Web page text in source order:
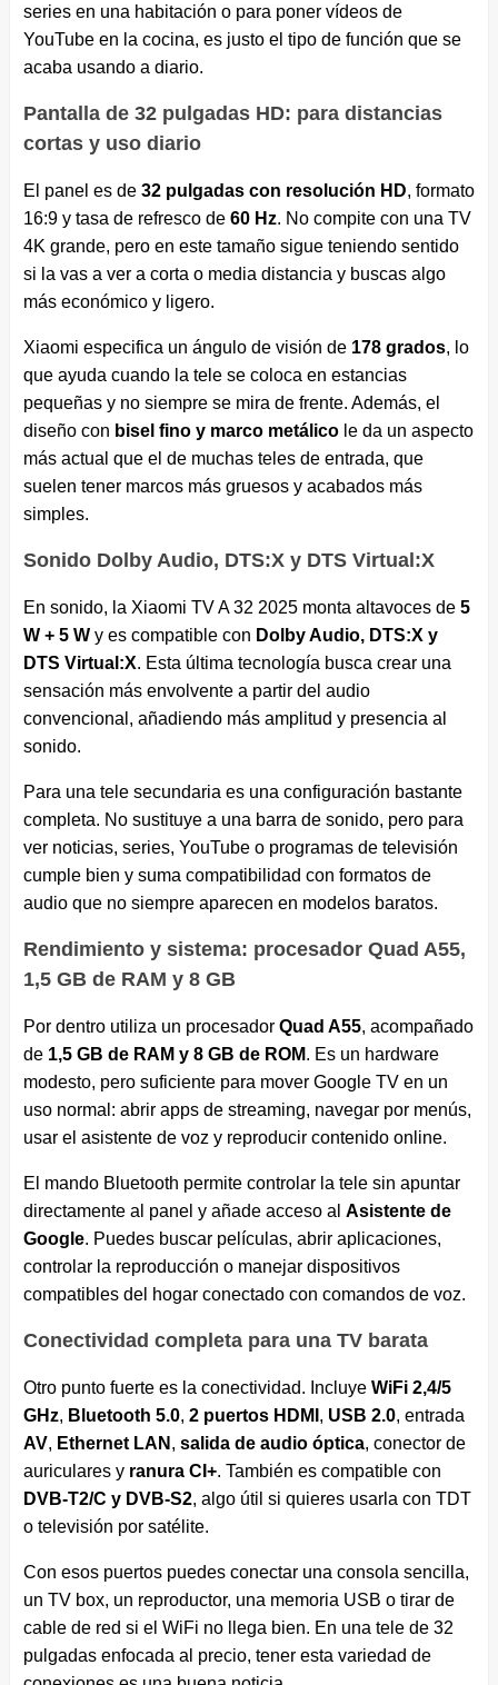
series en una habitación o para poner vídeos de
YouTube en la cocina, es justo el tipo de función que se
acaba usando a diario.
Pantalla de 32 pulgadas HD: para distancias
cortas y uso diario
El panel es de 32 pulgadas con resolución HD, formato
16:9 y tasa de refresco de 60 Hz. No compite con una TV
4K grande, pero en este tamaño sigue teniendo sentido
si la vas a ver a corta o media distancia y buscas algo
más económico y ligero.
Xiaomi especifica un ángulo de visión de 178 grados, lo
que ayuda cuando la tele se coloca en estancias
pequeñas y no siempre se mira de frente. Además, el
diseño con bisel fino y marco metálicole da un aspecto
más actual que el de muchas teles de entrada, que
suelen tener marcos más gruesos y acabados más
simples.
Sonido Dolby Audio, DTS:X y DTS Virtual:X
En sonido, la Xiaomi TV A 32 2025 monta altavoces de 5
W + 5 Wy es compatible con Dolby Audio, DTS:X y
DTS Virtual:X. Esta última tecnología busca crear una
sensación más envolvente a partir del audio
convencional, añadiendo más amplitud y presencia al
sonido.
Para una tele secundaria es una configuración bastante
completa. No sustituye a una barra de sonido, pero para
ver noticias, series, YouTube o programas de televisión
cumple bien y suma compatibilidad con formatos de
audio que no siempre aparecen en modelos baratos.
Rendimiento y sistema: procesador Quad A55,
1,5 GB de RAM y 8 GB
Por dentro utiliza un procesador Quad A55, acompañado
de 1,5 GB de RAM y 8 GB de ROM. Es un hardware
modesto, pero suficiente para mover Google TV en un
uso normal: abrir apps de streaming, navegar por menús,
usar el asistente de voz y reproducir contenido online.
El mando Bluetooth permite controlar la tele sin apuntar
directamente al panel y añade acceso al Asistente de
Google. Puedes buscar películas, abrir aplicaciones,
controlar la reproducción o manejar dispositivos
compatibles del hogar conectado con comandos de voz.
Conectividad completa para una TV barata
Otro punto fuerte es la conectividad. Incluye WiFi 2,4/5
GHz, Bluetooth 5.0, 2 puertos HDMI , USB 2.0, entrada
AV, Ethernet LAN , salida de audio óptica, conector de
auriculares y ranura CI+. También es compatible con
DVB-T2/C y DVB-S2, algo útil si quieres usarla con TDT
o televisión por satélite.
Con esos puertos puedes conectar una consola sencilla,
un TV box, un reproductor, una memoria USB o tirar de
cable de red si el WiFi no llega bien. En una tele de 32
pulgadas enfocada al precio, tener esta variedad de